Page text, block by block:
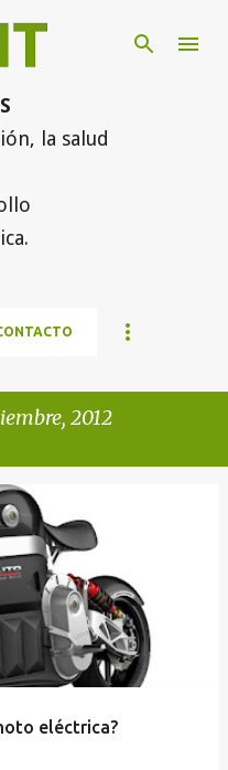
la salud
2012
eléctrica?